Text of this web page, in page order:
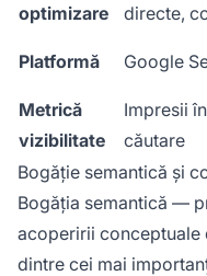
optimizare
directe,
Platformă Google
Metrică
vizibilitate
Impresii în
căutare
Bogăție semantică și
Bogăția semantică —
acoperirii conceptuale
dintre cei mai